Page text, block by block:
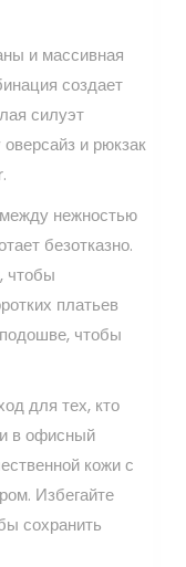
и массивная
создает
силуэт
и рюкзак
нежностью
безотказно.
чтобы
платьев
чтобы
для тех, кто
в офисный
кожи с
Избегайте
сохранить